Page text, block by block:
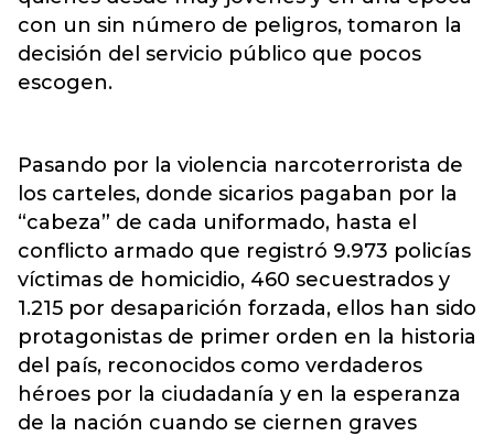
con un sin número de peligros, tomaron la
decisión del servicio público que pocos
escogen.
Pasando por la violencia narcoterrorista de
los carteles, donde sicarios pagaban por la
“cabeza” de cada uniformado, hasta el
conflicto armado que registró 9.973 policías
víctimas de homicidio, 460 secuestrados y
1.215 por desaparición forzada, ellos han sido
protagonistas de primer orden en la historia
del país, reconocidos como verdaderos
héroes por la ciudadanía y en la esperanza
de la nación cuando se ciernen graves